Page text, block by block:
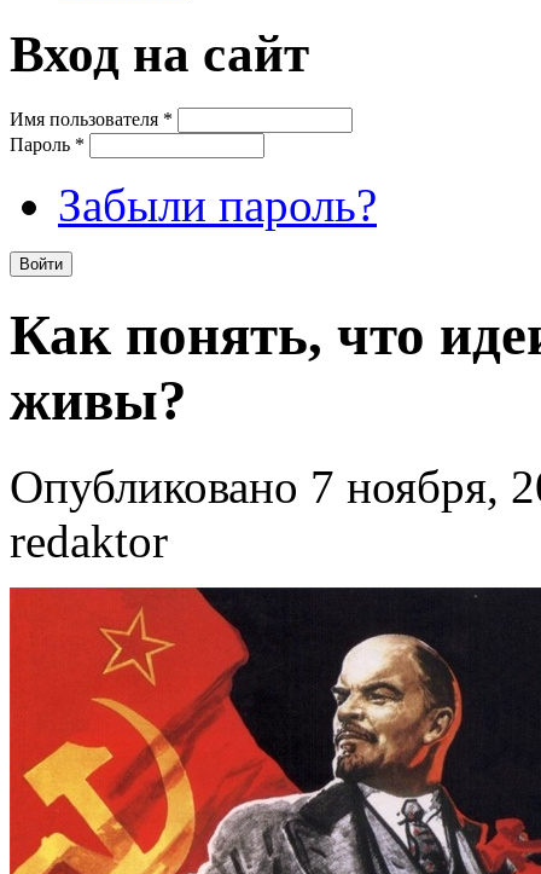
Вход на сайт
Имя пользователя *
Пароль *
Забыли пароль?
Как понять, что
живы?
Опубликовано 7 ноября,
redaktor